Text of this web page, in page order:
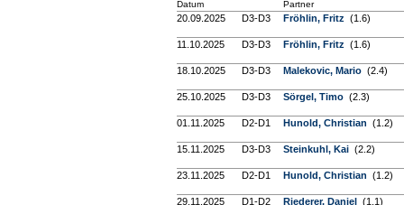
Datum Partner
20.09.2025 D3-D3 Fröhlin, Fritz (1.6)
11.10.2025 D3-D3 Fröhlin, Fritz (1.6)
18.10.2025 D3-D3 Malekovic, Mario (2.4)
25.10.2025 D3-D3 Sörgel, Timo (2.3)
01.11.2025 D2-D1 Hunold, Christian (1.2)
15.11.2025 D3-D3 Steinkuhl, Kai (2.2)
23.11.2025 D2-D1 Hunold, Christian (1.2)
29.11.2025 D1-D2 Riederer, Daniel (1.1)